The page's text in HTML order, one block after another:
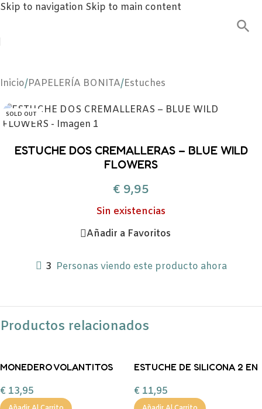
Skip to navigation Skip to main content
Inicio/PAPELERÍA BONITA/Estuches
SOLD OUT
ESTUCHE DOS CREMALLERAS – BLUE WILD
FLOWERS
€ 9,95
Sin existencias
Añadir a Favoritos
3 Personas viendo este producto ahora
Productos relacionados
MONEDERO VOLANTITOS
VICHY
€ 13,95
ESTUCHE DE SILICONA 2 EN
€ 11,95